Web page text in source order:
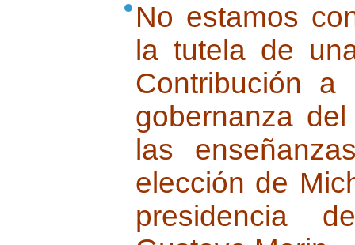
No estamos
la tutela de
Contribución
gobernanza
las
elección de
presidencia